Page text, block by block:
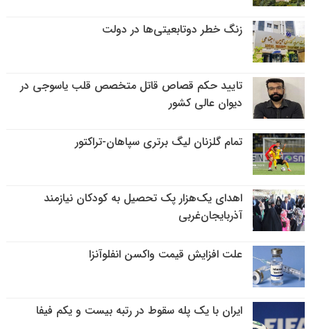
زنگ خطر دوتابعیتی‌ها در دولت
تایید حکم قصاص قاتل متخصص قلب یاسوجی در
دیوان عالی کشور
تمام گلزنان لیگ‌ برتری سپاهان-تراکتور
اهدای یک‌هزار پک تحصیل به کودکان نیازمند
آذربایجان‌غربی
علت افزایش قیمت واکسن انفلوآنزا
ایران با یک پله سقوط در رتبه بیست و یکم فیفا